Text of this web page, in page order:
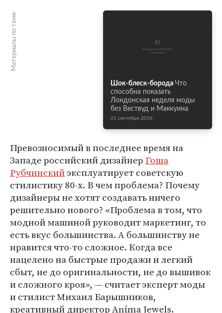
Материалы по теме
Шок-блеск-борода Что
способна показать
Лондонская неделя моды
без Вествуд и Маккуина
21 сентября 2016
Превозносимый в последнее время на
Западе российский дизайнер Гоша
Рубчинскийэксплуатирует советскую
стилистику 80-х. В чем проблема? Почему
дизайнеры не хотят создавать ничего
решительно нового? «Проблема в том, что
модной машиной руководит маркетинг, то
есть вкус большинства. А большинству не
нравится что-то сложное. Когда все
нацелено на быстрые продажи и легкий
сбыт, не до оригинальности, не до вышивок
и сложного кроя», — считает эксперт моды
и стилист Михаил Барышников,
креативный директор Anima Jewels.